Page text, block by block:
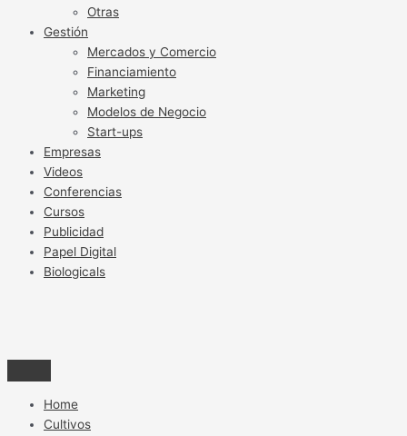
Otras
Gestión
Mercados y Comercio
Financiamiento
Marketing
Modelos de Negocio
Start-ups
Empresas
Videos
Conferencias
Cursos
Publicidad
Papel Digital
Biologicals
Home
Cultivos